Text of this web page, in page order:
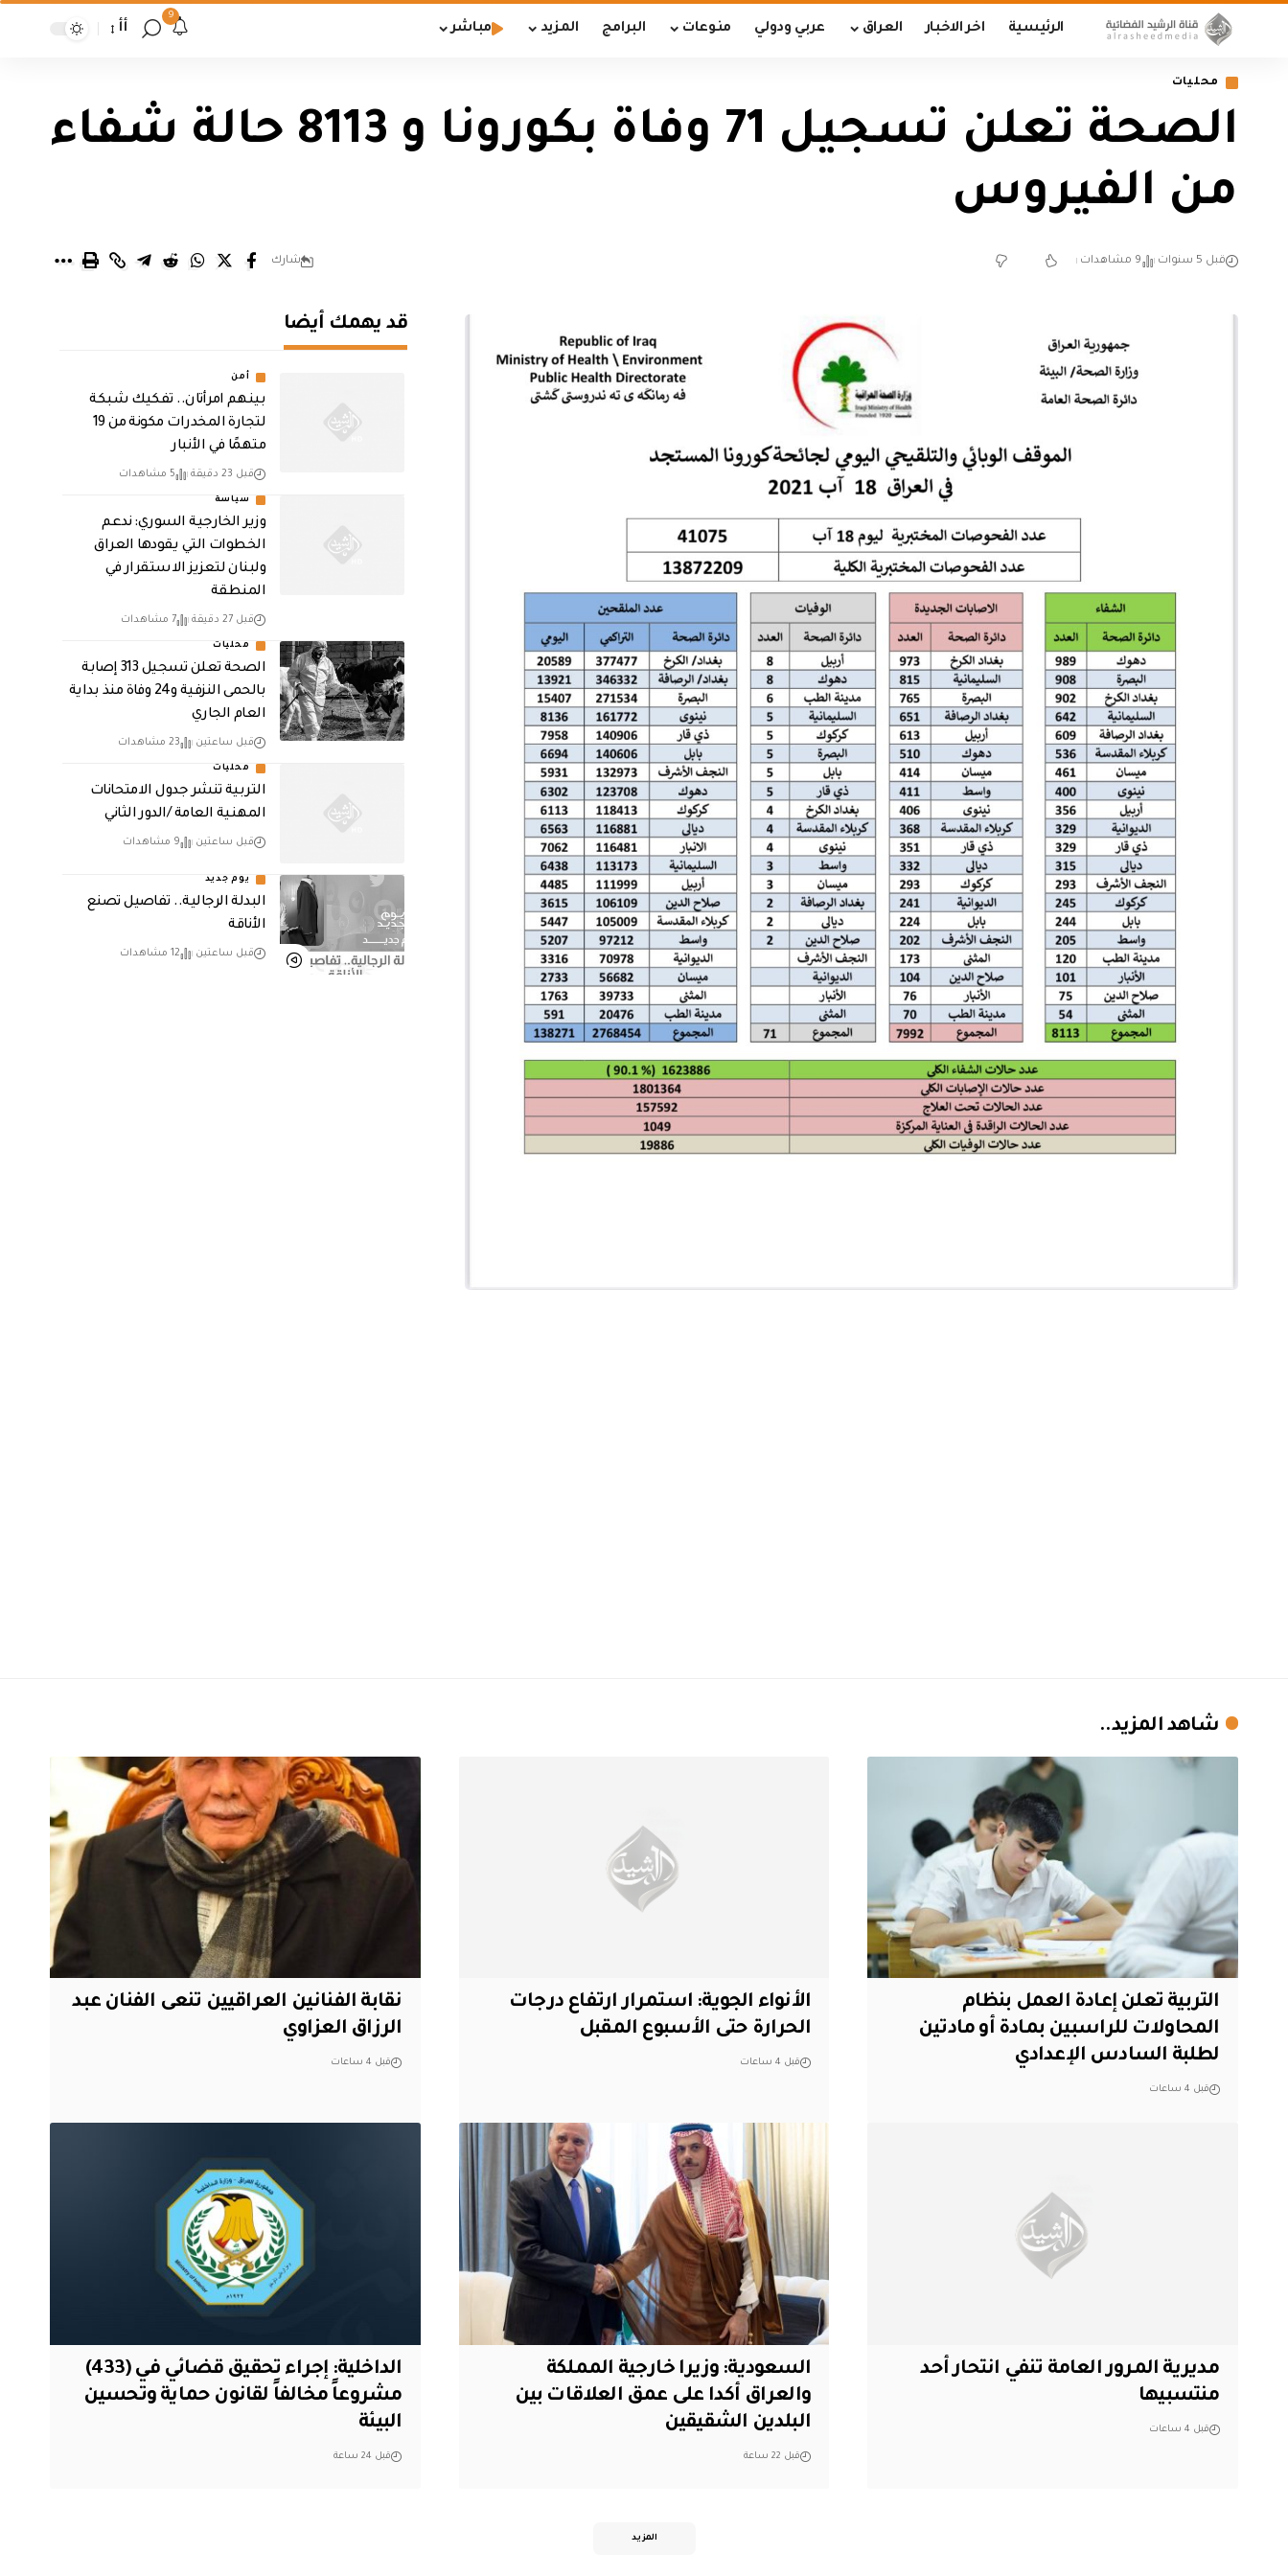
الرئيسية اخر الاخبار العراق عربي ودولي منوعات البرامج المزيد مباشر
9
أأ
محليات
الصحة تعلن تسجيل 71 وفاة بكورونا و 8113 حالة شفاء
من الفيروس
قبل 5 سنوات 9 مشاهدات شارك
قد يهمك أيضا
أمن
بينهم امرأتان.. تفكيك شبكة
لتجارة المخدرات مكونة من 19
متهمًا في الأنبار
قبل 23 دقيقة 5 مشاهدات
سياسة
وزير الخارجية السوري: ندعم
الخطوات التي يقودها العراق
ولبنان لتعزيز الاستقرار في
المنطقة
قبل 27 دقيقة 7 مشاهدات
محليات
الصحة تعلن تسجيل 313 إصابة
بالحمى النزفية و24 وفاة منذ بداية
العام الجاري
قبل ساعتين 23 مشاهدات
محليات
التربية تنشر جدول الامتحانات
المهنية العامة /الدور الثاني
قبل ساعتين 9 مشاهدات
يوم جديد
البدلة الرجالية.. تفاصيل تصنع
الأناقة
قبل ساعتين 12 مشاهدات
شاهد المزيد..
التربية تعلن إعادة العمل بنظام
المحاولات للراسبين بمادة أو مادتين
لطلبة السادس الإعدادي
قبل 4 ساعات
الأنواء الجوية: استمرار ارتفاع درجات
الحرارة حتى الأسبوع المقبل
قبل 4 ساعات
نقابة الفنانين العراقيين تنعى الفنان عبد
الرزاق العزاوي
قبل 4 ساعات
مديرية المرور العامة تنفي انتحار أحد
منتسبيها
قبل 4 ساعات
السعودية: وزيرا خارجية المملكة
والعراق أكدا على عمق العلاقات بين
البلدين الشقيقين
قبل 22 ساعة
الداخلية: إجراء تحقيق قضائي في (433)
مشروعاً مخالفاً لقانون حماية وتحسين
البيئة
قبل 24 ساعة
المزيد